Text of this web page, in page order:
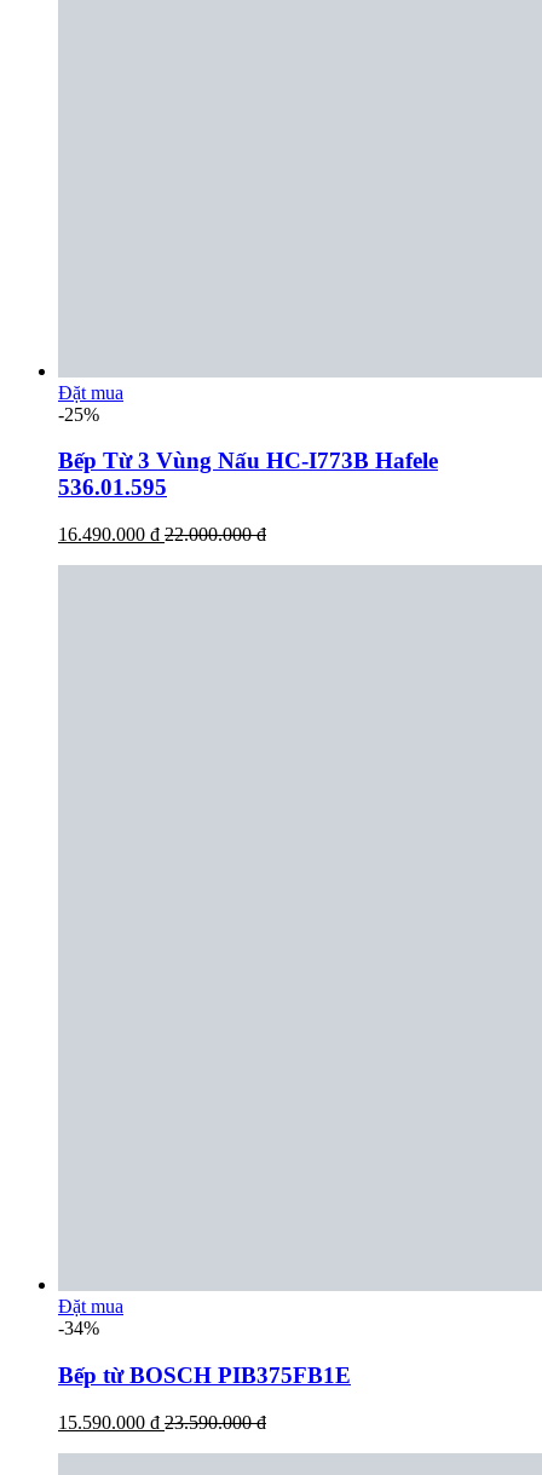
Đặt mua
-25%
Bếp Từ 3 Vùng Nấu HC-I773B Hafele
536.01.595
16.490.000 đ 22.000.000 đ
Đặt mua
-34%
Bếp từ BOSCH PIB375FB1E
15.590.000 đ 23.590.000 đ